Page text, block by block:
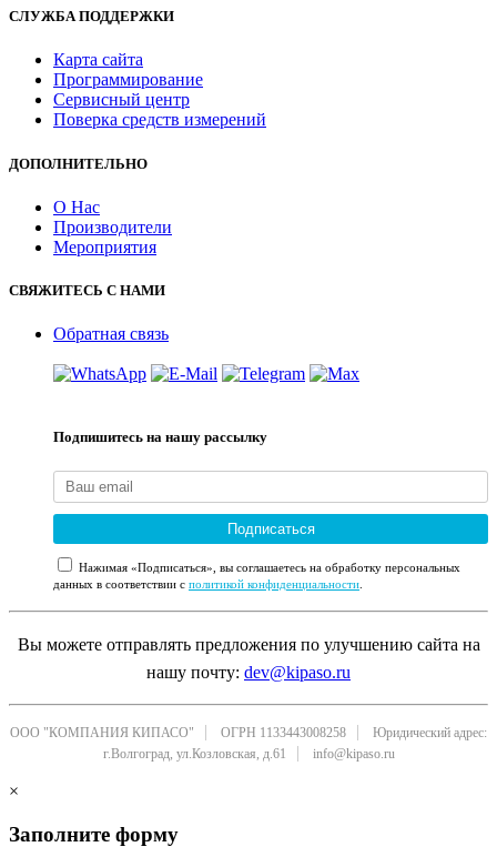
СЛУЖБА ПОДДЕРЖКИ
Карта сайта
Программирование
Сервисный центр
Поверка средств измерений
ДОПОЛНИТЕЛЬНО
О Нас
Производители
Мероприятия
СВЯЖИТЕСЬ С НАМИ
Обратная связь
Подпишитесь на нашу рассылку
Подписаться
Нажимая «Подписаться», вы соглашаетесь на обработку персональных
данных в соответствии с политикой конфиденциальности.
Вы можете отправлять предложения по улучшению сайта на
нашу почту: dev@kipaso.ru
ООО "КОМПАНИЯ КИПАСО" ОГРН 1133443008258
Юридический адрес:
г.Волгоград, ул.Козловская, д.61
info@kipaso.ru
×
Заполните форму